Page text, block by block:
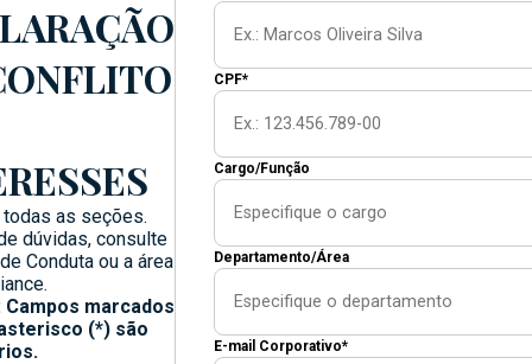
todas as seções.
dúvidas, consulte
Conduta ou a área
marcados
(*) são
CPF*
Cargo/Função
Departamento/Área
E-mail Corporativo*